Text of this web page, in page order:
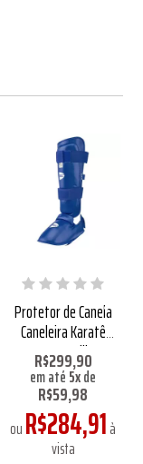
Protetor de Canela
Caneleira Karatê
Green Hill
R$299,90
em até5xde
R$59,98
ouR$284,91à
vista